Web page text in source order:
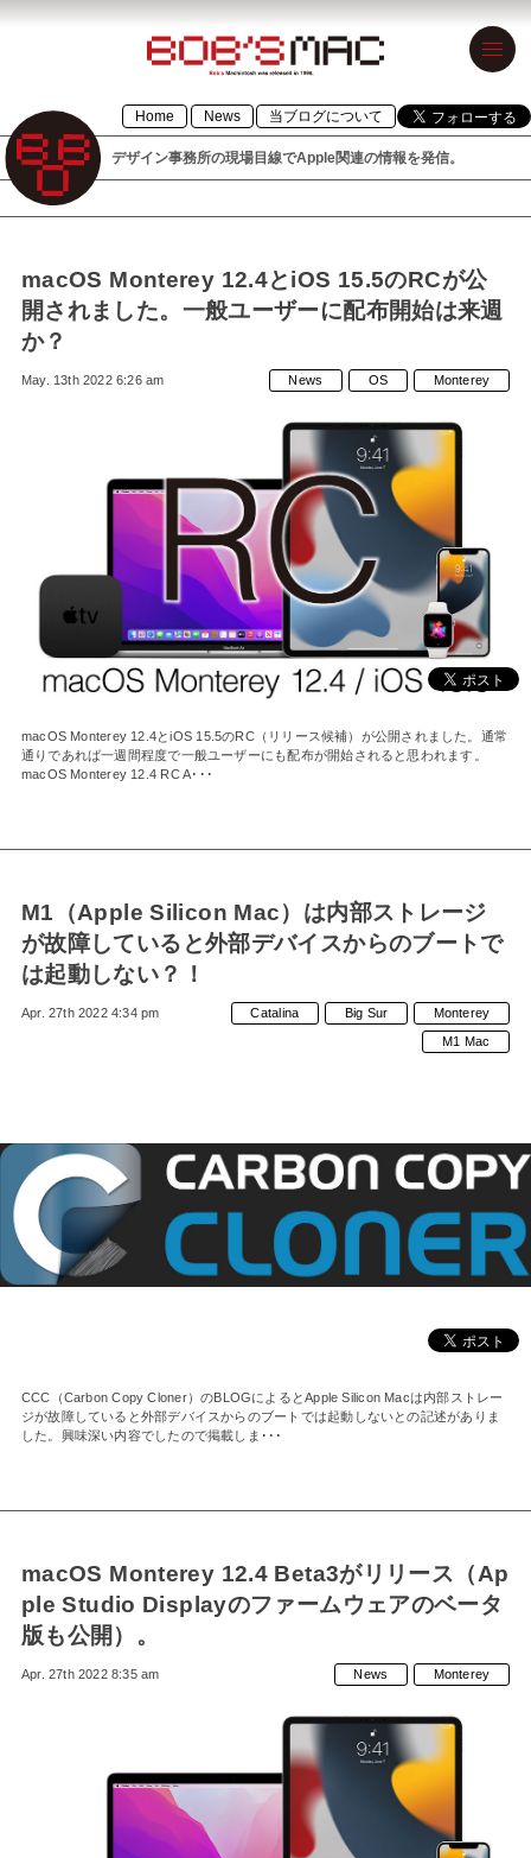
BOB’S MAC
ボブズマック
デザイン事務
所の現場目線
情報を発信。
「BOB’S
MACINTOSH」
が令和元年に
「BOB’S
MAC」として
復活！
Home News 当ブログについて
デザイン事務所の現場目線でApple関連の情報を発信。
macOS Monterey 12.4とiOS 15.5のRCが公
開されました。一般ユーザーに配布開始は来週
か？
May. 13th 2022 6:26 am News OS Monterey
macOS Monterey 12.4とiOS 15.5のRC（リリース候補）が公開されました。通常
通りであれば一週間程度で一般ユーザーにも配布が開始されると思われます。
macOS Monterey 12.4 RC A･･･
M1（Apple Silicon Mac）は内部ストレージ
が故障していると外部デバイスからのブートで
は起動しない？！
Apr. 27th 2022 4:34 pm Catalina Big Sur
Monterey
M1 Mac
CCC（Carbon Copy Cloner）のBLOGによるとApple Silicon Macは内部ストレー
ジが故障していると外部デバイスからのブートでは起動しないとの記述がありま
した。興味深い内容でしたので掲載しま･･･
macOS Monterey 12.4 Beta3がリリース（Ap
ple Studio Displayのファームウェアのベータ
版も公開）。
Apr. 27th 2022 8:35 am News Monterey